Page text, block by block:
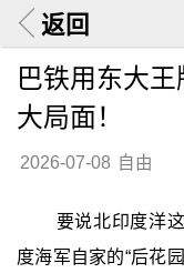
返回
巴铁用东大
大局面！
2026-07-08 自由
要说北印度洋
度海军自家的“后花